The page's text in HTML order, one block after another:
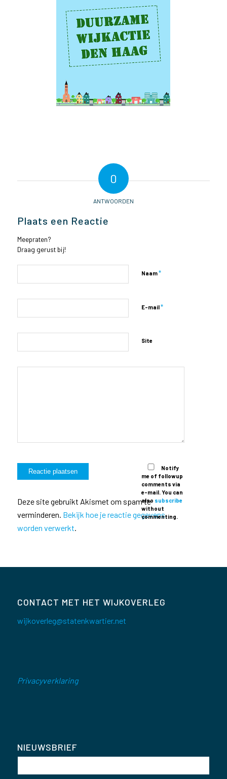
0
ANTWOORDEN
Plaats een Reactie
Meepraten?
Draag gerust bij!
Naam*
E-mail*
Site
Notify
me of followup
comments via
e-mail. You can
also subscribe
without
commenting.
Deze site gebruikt Akismet om spam te
verminderen. Bekijk hoe je reactie gegevens
worden verwerkt.
CONTACT MET HET WIJKOVERLEG
wijkoverleg@statenkwartier.net
Privacyverklaring
NIEUWSBRIEF